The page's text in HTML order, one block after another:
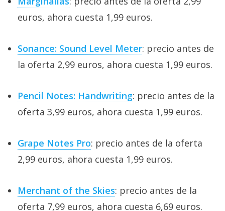
euros, ahora cuesta 1,99 euros.
Sonance: Sound Level Meter: precio antes de
la oferta 2,99 euros, ahora cuesta 1,99 euros.
Pencil Notes: Handwriting: precio antes de la
oferta 3,99 euros, ahora cuesta 1,99 euros.
Grape Notes Pro: precio antes de la oferta
2,99 euros, ahora cuesta 1,99 euros.
Merchant of the Skies: precio antes de la
oferta 7,99 euros, ahora cuesta 6,69 euros.